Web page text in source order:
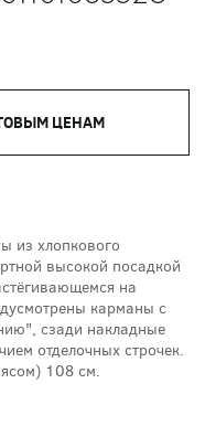
ЦЕНАМ
из хлопкового
высокой посадкой
на
карманы с
сзади накладные
отделочных строчек.
108 см.